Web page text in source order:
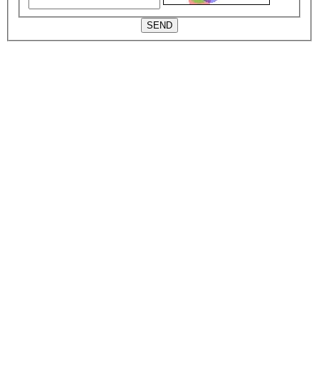
SEND